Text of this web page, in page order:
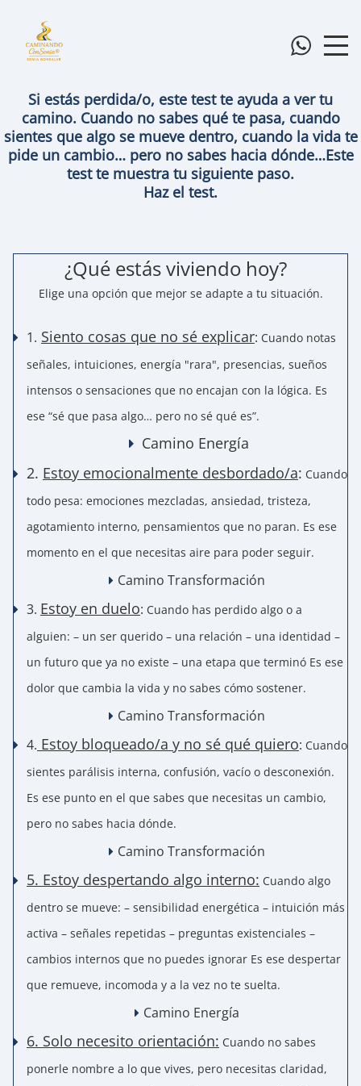
Si estás perdida/o, este test te ayuda a ver tu
camino. Cuando no sabes qué te pasa, cuando
sientes que algo se mueve dentro, cuando la vida te
pide un cambio… pero no sabes hacia dónde…Este
test te muestra tu siguiente paso.
Haz el test.
¿Qué estás viviendo hoy?
Elige una opción que mejor se adapte a tu situación.
1. Siento cosas que no sé explicar: Cuando notas
señales, intuiciones, energía "rara", presencias, sueños
intensos o sensaciones que no encajan con la lógica. Es
ese “sé que pasa algo… pero no sé qué es”.
Camino Energía
2. Estoy emocionalmente desbordado/a: Cuando
todo pesa: emociones mezcladas, ansiedad, tristeza,
agotamiento interno, pensamientos que no paran. Es ese
momento en el que necesitas aire para poder seguir.
Camino Transformación
3. Estoy en duelo: Cuando has perdido algo o a
alguien: – un ser querido – una relación – una identidad –
un futuro que ya no existe – una etapa que terminó Es ese
dolor que cambia la vida y no sabes cómo sostener.
Camino Transformación
4. Estoy bloqueado/a y no sé qué quiero: Cuando
sientes parálisis interna, confusión, vacío o desconexión.
Es ese punto en el que sabes que necesitas un cambio,
pero no sabes hacia dónde.
Camino Transformación
5. Estoy despertando algo interno: Cuando algo
dentro se mueve: – sensibilidad energética – intuición más
activa – señales repetidas – preguntas existenciales –
cambios internos que no puedes ignorar Es ese despertar
que remueve, incomoda y a la vez no te suelta.
Camino Energía
6. Solo necesito orientación: Cuando no sabes
ponerle nombre a lo que vives, pero necesitas claridad,